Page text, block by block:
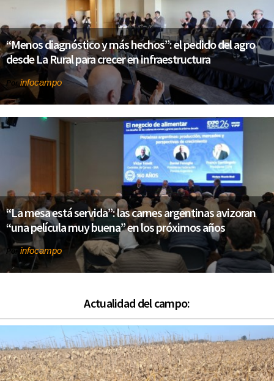
“Menos diagnóstico y más hechos”: el pedido del agro
desde La Rural para crecer en infraestructura
Por infocampo
“La mesa está servida”: las carnes argentinas avizoran
“una película muy buena” en los próximos años
Por infocampo
Actualidad del campo: